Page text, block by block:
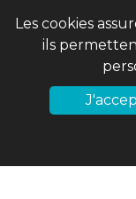
Les cookies
ils
02 97 56 61 18